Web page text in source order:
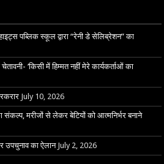
पब्लिक स्कूल द्वारा “रेनी डे सेलिब्रेशन” का
‘किसी में हिम्मत नहीं मेरे कार्यकर्ताओं का
July 10, 2026
संकल्प, मरीजों से लेकर बेटियों को आत्मनिर्भर बनाने
उपचुनाव का ऐलान July 2, 2026